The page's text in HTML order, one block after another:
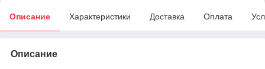
Описание Характеристики Доставка Оплата
Описание